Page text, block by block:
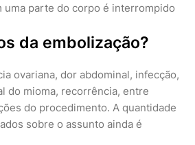
uma parte do corpo é interrompido
da embolização?
ovariana, dor abdominal, infecção,
do mioma, recorrência, entre
do procedimento. A quantidade
sobre o assunto ainda é